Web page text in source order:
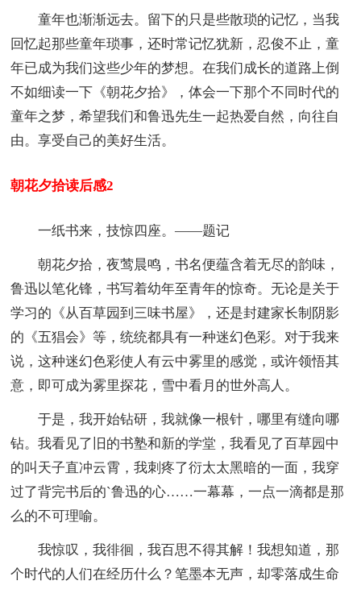
童年也渐渐远去。留下的只是些散琐的记忆，当我
回忆起那些童年琐事，还时常记忆犹新，忍俊不止，童
年已成为我们这些少年的梦想。在我们成长的道路上倒
不如细读一下《朝花夕拾》，体会一下那个不同时代的
童年之梦，希望我们和鲁迅先生一起热爱自然，向往自
由。享受自己的美好生活。
朝花夕拾读后感2
一纸书来，技惊四座。——题记
朝花夕拾，夜莺晨鸣，书名便蕴含着无尽的韵味，
鲁迅以笔化锋，书写着幼年至青年的惊奇。无论是关于
学习的《从百草园到三味书屋》，还是封建家长制阴影
的《五猖会》等，统统都具有一种迷幻色彩。对于我来
说，这种迷幻色彩使人有云中雾里的感觉，或许领悟其
意，即可成为雾里探花，雪中看月的世外高人。
于是，我开始钻研，我就像一根针，哪里有缝向哪
钻。我看见了旧的书塾和新的学堂，我看见了百草园中
的叫天子直冲云霄，我刺疼了衍太太黑暗的一面，我穿
过了背完书后的`鲁迅的心……一幕幕，一点一滴都是那
么的不可理喻。
我惊叹，我徘徊，我百思不得其解！我想知道，那
个时代的人们在经历什么？笔墨本无声，却零落成生命